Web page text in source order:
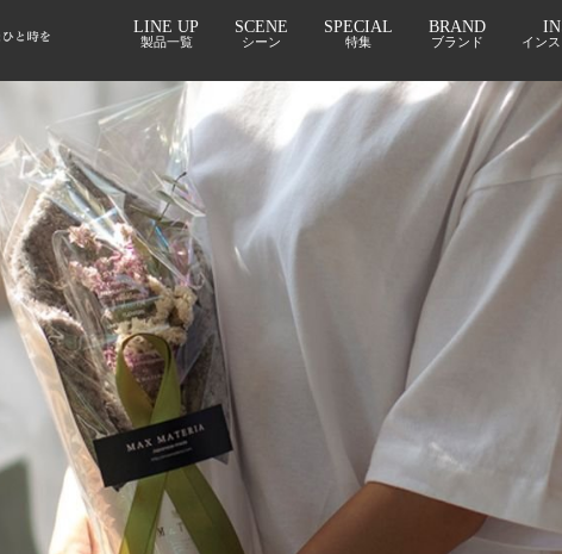
LINE UP
製品一覧
SCENE
シーン
SPECIAL
特集
BRAND
ブランド イン